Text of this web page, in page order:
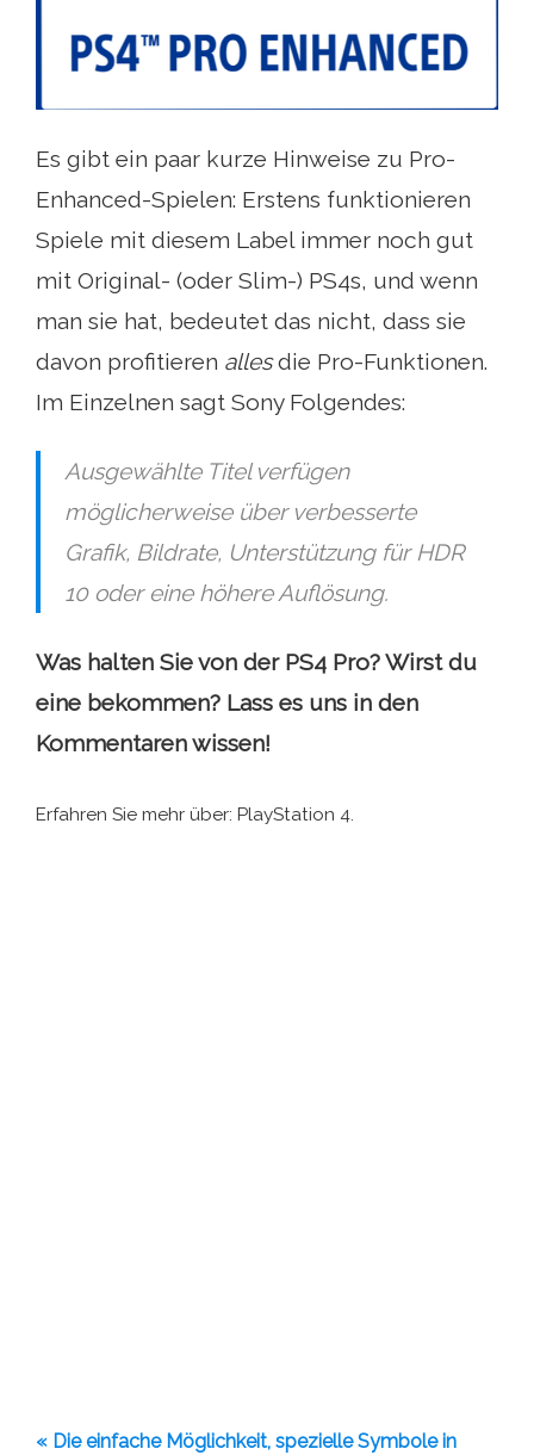
Es gibt ein paar kurze Hinweise zu Pro-
Enhanced-Spielen: Erstens funktionieren
Spiele mit diesem Label immer noch gut
mit Original- (oder Slim-) PS4s, und wenn
man sie hat, bedeutet das nicht, dass sie
davon profitieren allesdie Pro-Funktionen.
Im Einzelnen sagt Sony Folgendes:
Ausgewählte Titel verfügen
möglicherweise über verbesserte
Grafik, Bildrate, Unterstützung für HDR
10 oder eine höhere Auflösung.
Was halten Sie von der PS4 Pro? Wirst du
eine bekommen? Lass es uns in den
Kommentaren wissen!
Erfahren Sie mehr über: PlayStation 4.
« Die einfache Möglichkeit, spezielle Symbole in